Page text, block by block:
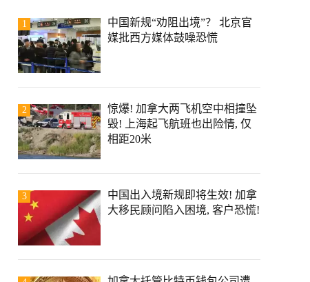
1
中国新规“劝阻出境”？ 北京官
媒批西方媒体鼓噪恐慌
2
惊爆! 加拿大两飞机空中相撞坠
毁! 上海起飞航班也出险情, 仅
相距20米
3
中国出入境新规即将生效! 加拿
大移民顾问陷入困境, 客户恐慌!